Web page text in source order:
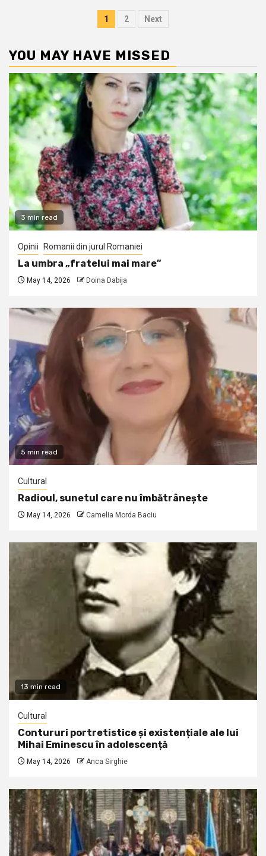
Posts
1 2 Next
YOU MAY HAVE MISSED
3 min read
Opinii Romanii din jurul Romaniei
La umbra „fratelui mai mare”
May 14, 2026 Doina Dabija
5 min read
Cultural
Radioul, sunetul care nu îmbătrânește
May 14, 2026 Camelia Morda Baciu
13 min read
Cultural
Contururi portretistice și existențiale ale lui
Mihai Eminescu în adolescență
May 14, 2026 Anca Sirghie